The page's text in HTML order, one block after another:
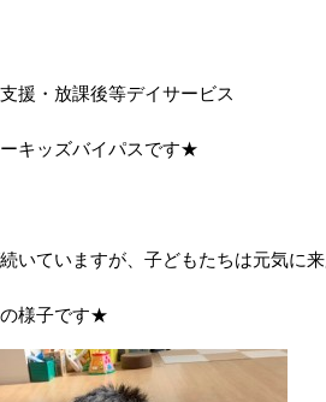
援・放課後等デイサービス
キッズバイパスです★
いていますが、子どもたちは元気に来
様子です★